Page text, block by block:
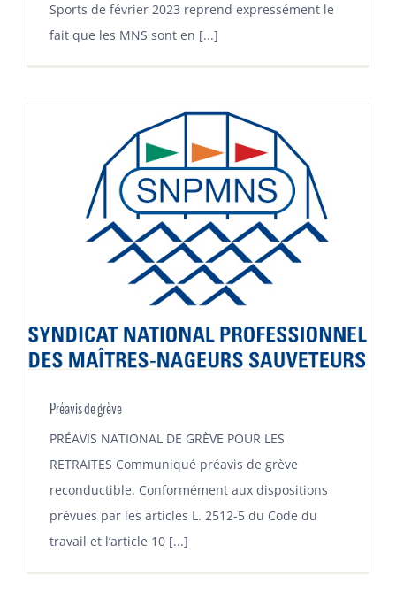
Sports de février 2023 reprend expressément le
fait que les MNS sont en [...]
Préavis de grève
PRÉAVIS NATIONAL DE GRÈVE POUR LES
RETRAITES Communiqué préavis de grève
reconductible. Conformément aux dispositions
prévues par les articles L. 2512-5 du Code du
travail et l’article 10 [...]